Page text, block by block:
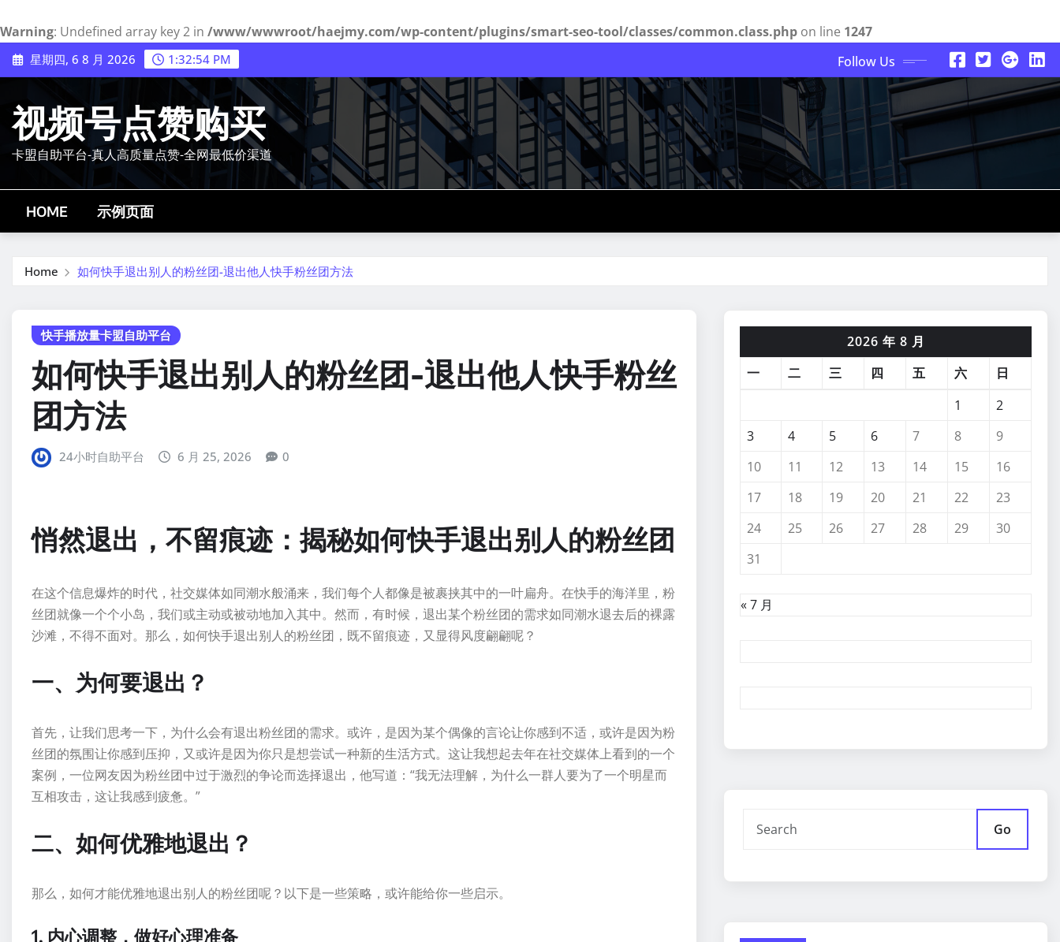
Warning: Undefined array key 2 in /www/wwwroot/haejmy.com/wp-content/plugins/smart-seo-tool/classes/common.class.php on line 1247
Skip
to
星期四, 6 8 月 2026 1:32:55 PM Follow Us
视频号点赞购买
卡盟自助平台-真人高质量点赞-全网最低价渠道
HOME 示例页面
Home 如何快手退出别人的粉丝团-退出他人快手粉丝团方法
快手播放量卡盟自助平台
如何快手退出别人的粉丝团-退出他人快手粉丝
团方法
24小时自助平台 6 月 25, 2026 0
悄然退出，不留痕迹：揭秘如何快手退出别人的粉丝团
在这个信息爆炸的时代，社交媒体如同潮水般涌来，我们每个人都像是被裹挟其中的一叶扁舟。在快手的海洋里，粉
丝团就像一个个小岛，我们或主动或被动地加入其中。然而，有时候，退出某个粉丝团的需求如同潮水退去后的裸露
沙滩，不得不面对。那么，如何快手退出别人的粉丝团，既不留痕迹，又显得风度翩翩呢？
一、为何要退出？
首先，让我们思考一下，为什么会有退出粉丝团的需求。或许，是因为某个偶像的言论让你感到不适，或许是因为粉
丝团的氛围让你感到压抑，又或许是因为你只是想尝试一种新的生活方式。这让我想起去年在社交媒体上看到的一个
案例，一位网友因为粉丝团中过于激烈的争论而选择退出，他写道：“我无法理解，为什么一群人要为了一个明星而
互相攻击，这让我感到疲惫。”
二、如何优雅地退出？
那么，如何才能优雅地退出别人的粉丝团呢？以下是一些策略，或许能给你一些启示。
1. 内心调整，做好心理准备
2026 年 8 月
一
二 三 四 五 六
日
1
2
3
4 5 6 7 8
9
10
11 12 13 14 15
16
17
18 19 20 21 22
23
24
25 26 27 28 29
30
31
« 7 月
Go